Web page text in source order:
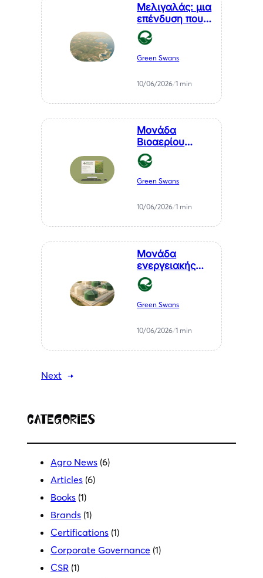
Μελιγαλάς: μια
επένδυση που
μετατρέπει ένα
χρόνιο
πρόβλημα της
Μεσσηνίας σε
ενέργεια
Green Swans
10/06/2026/1 min
Μονάδα
Βιοαερίου
Βιοστερεά Α.Ε.
στον Μελιγαλά
Green Swans
10/06/2026/1 min
Μονάδα
ενεργειακής
αξιοποίησης
αγροτικών
υπολειμμάτων
Μελιγαλά
Green Swans
10/06/2026/1 min
Next →
Categories
Agro News (6)
Articles (6)
Books (1)
Brands (1)
Certifications (1)
Corporate Governance (1)
CSR (1)